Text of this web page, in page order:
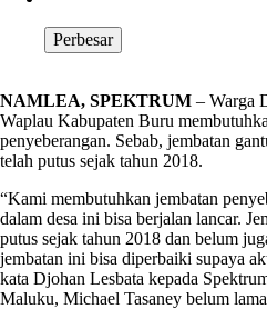
Perbesar
NAMLEA, SPEKTRUM – Warga
Waplau Kabupaten Buru
penyeberangan. Sebab, jembatan
telah putus sejak tahun 2018.
“Kami membutuhkan jembatan
dalam desa ini bisa berjalan lancar.
putus sejak tahun 2018 dan belum
jembatan ini bisa diperbaiki supaya
kata Djohan Lesbata kepada
Maluku, Michael Tasaney belum